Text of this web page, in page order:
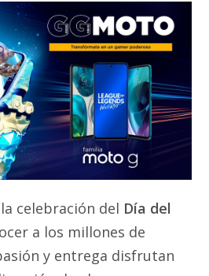
celebración del Día del
a los millones de
y entrega disfrutan